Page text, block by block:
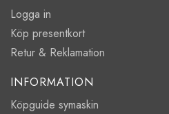
Logga in
Köp presentkort
Retur & Reklamation
INFORMATION
Köpguide symaskin